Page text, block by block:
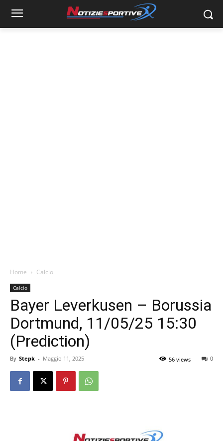
Home Calcio
Calcio
Bayer Leverkusen – Borussia
Dortmund, 11/05/25 15:30
(Prediction)
By Stepk - Maggio 11, 2025 0
56 views